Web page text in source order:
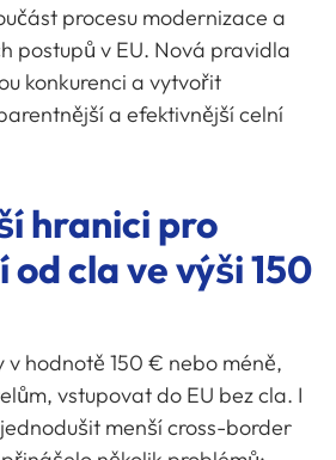
procesu modernizace a
postupů v EU. Nová pravidla
konkurenci a vytvořit
a efektivnější celní
hranici pro
od cla ve výši 150
v hodnotě 150 € nebo méně,
vstupovat do EU bez cla. I
menší cross-border